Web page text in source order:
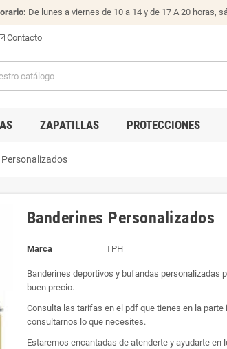
De lunes a viernes de 10 a 14 y de 17 A 20 horas,
Contacto
ZAPATILLAS PROTECCIONES
Banderines Personalizados
Marca TPH
Banderines deportivos y bufandas personalizadas
buen precio.
Consulta las tarifas en el pdf que tienes en la
consultarnos lo que necesites.
Estaremos encantadas de atenderte y ayudarte en